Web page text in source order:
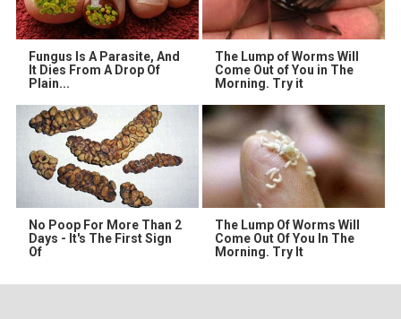
Fungus Is A Parasite, And
It Dies From A Drop Of
Plain...
The Lump of Worms Will
Come Out of You in The
Morning. Try it
No Poop For More Than 2
Days - It's The First Sign
Of
The Lump Of Worms Will
Come Out Of You In The
Morning. Try It